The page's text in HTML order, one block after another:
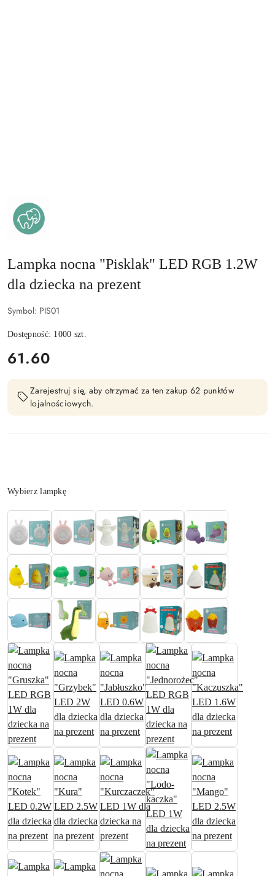
MARY'S
LAMPKI
BUDZIKI
DZIECI
I
DOROSŁYCH
Lampka nocna "Pisklak" LED RGB 1.2W
dla dziecka na prezent
Symbol: PIS01
Dostępność: 1000 szt.
cena:
61.60
Zarejestruj się, aby otrzymać za ten zakup 62 punktów
lojalnościowych.
Wariant
Wybierz lampkę